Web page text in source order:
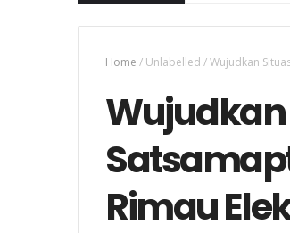
Home / Unlabelled /Wujudkan
Wujudkan
Rimau